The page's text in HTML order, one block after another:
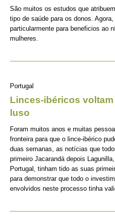
São muitos os estudos que
tipo de saúde para os donos.
particularmente para beneficios ao
mulheres.
Portugal
Linces-ibéricos
luso
Foram muitos anos e muitas
fronteira para que o lince-ibérico
duas semanas, as notícias que
primeiro Jacarandá depois
Portugal, tinham tido as suas
para demonstrar que todo o
envolvidos neste processo tinha